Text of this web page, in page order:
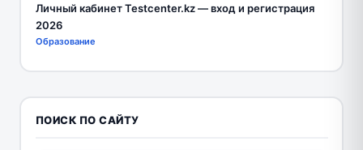
Личный кабинет Testcenter.kz — вход и регистрация
2026
Образование
ПОИСК ПО САЙТУ